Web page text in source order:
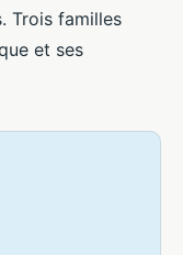
Trois familles
et ses